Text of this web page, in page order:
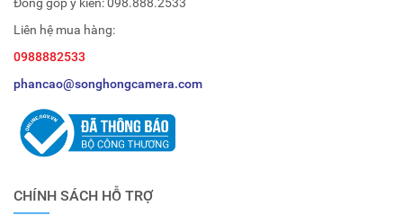
Đóng góp ý kiến:098.888.2533
Liên hệ mua hàng:
0988882533
phancao@songhongcamera.com
CHÍNH SÁCH HỖ TRỢ